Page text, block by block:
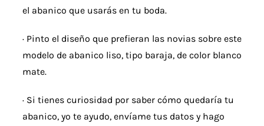
el abanico que usarás en tu boda.
· Pinto el diseño que prefieran las novias sobre este
modelo de abanico liso, tipo baraja, de color blanco
mate.
· Si tienes curiosidad por saber cómo quedaría tu
abanico, yo te ayudo, envíame tus datos y hago